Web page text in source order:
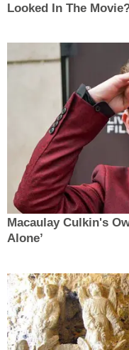
Looked In The
Macaulay Culkin's
Alone’